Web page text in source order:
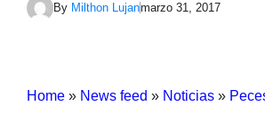
By Milthon Lujanmarzo 31, 2017
Home » News feed » Noticias »